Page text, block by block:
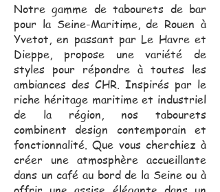
Notre gamme de tabourets de bar
pour la Seine-Maritime, de Rouen à
Yvetot, en passant par Le Havre et
Dieppe, propose une variété de
styles pour répondre à toutes les
ambiances des CHR. Inspirés par le
riche héritage maritime et industriel
de la région, nos tabourets
combinent design contemporain et
fonctionnalité. Que vous cherchiez à
créer une atmosphère accueillante
dans un café au bord de la Seine ou à